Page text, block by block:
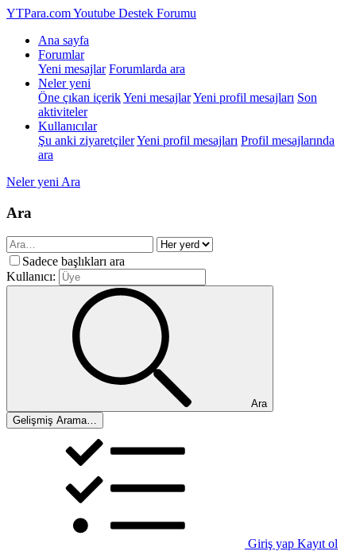
YTPara.comYoutube Destek Forumu
Ana sayfa
Forumlar
Yeni mesajlar Forumlarda ara
Neler yeni
Öne çıkan içerikYeni mesajlarYeni profil mesajları Son
aktiviteler
Kullanıcılar
Şu anki ziyaretçilerYeni profil mesajları Profil mesajlarında
ara
Neler yeni Ara
Ara
Sadece başlıkları ara
Kullanıcı:
Ara
Gelişmiş Arama…
Giriş yap Kayıt ol